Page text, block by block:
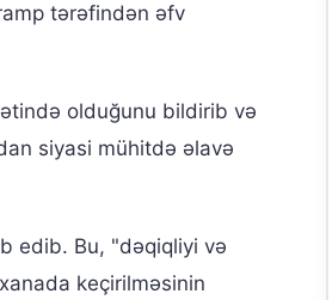
tərəfindən əfv
olduğunu bildirib və
siyasi mühitdə əlavə
edib. Bu, "dəqiqliyi və
keçirilməsinin